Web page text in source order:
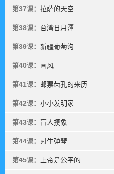
第37课： 拉萨的天空
第38课： 台湾日月潭
第39课： 新疆葡萄沟
第40课： 画风
第41课： 邮票齿孔的来历
第42课： 小小发明家
第43课： 盲人摸象
第44课： 对牛弹琴
第45课： 上帝是公平的